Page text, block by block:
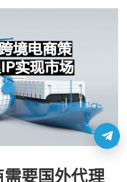
要国外代理